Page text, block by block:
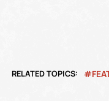
RELATED TOPICS: